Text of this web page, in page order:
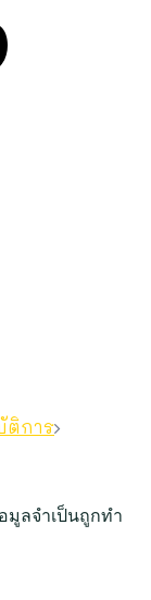
ติการ
มูลจำเป็นถูกทำ